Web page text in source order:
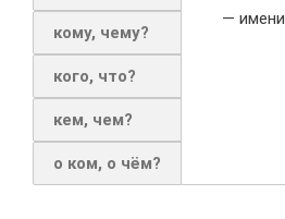
кому, чему?
кого, что?
кем, чем?
о ком, о чём?
—